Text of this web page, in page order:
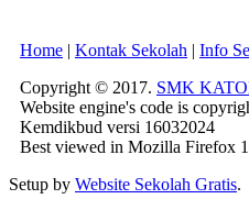
Home | Kontak Sekolah | Info
Copyright © 2017. SMK
Website engine's code is
Kemdikbud versi 16032024
Best viewed in Mozilla Firefox
Setup by Website Sekolah Gratis.